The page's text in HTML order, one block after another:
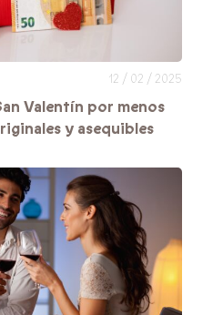
12 / 02 / 2025
Valentín por menos
y asequibles